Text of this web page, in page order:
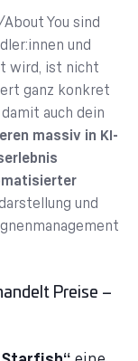
You sind
und
wird, ist nicht
ganz konkret
auch dein
massiv in KI-
und
Preise –